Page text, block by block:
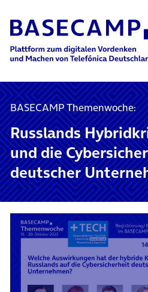
Main Navigation
BASECAMP Themenwoche:
Russlands
und die
deutscher